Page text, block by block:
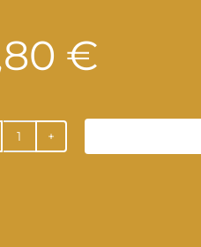
€
quantité